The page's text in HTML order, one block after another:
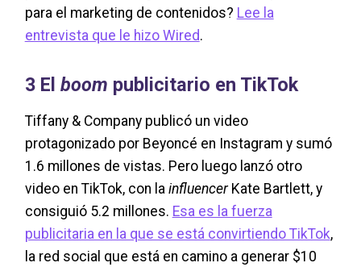
para el marketing de contenidos? Lee la
entrevista que le hizo Wired.
3 El boom publicitario en TikTok
Tiffany & Company publicó un video
protagonizado por Beyoncé en Instagram y sumó
1.6 millones de vistas. Pero luego lanzó otro
video en TikTok, con la influencer Kate Bartlett, y
consiguió 5.2 millones. Esa es la fuerza
publicitaria en la que se está convirtiendo TikTok,
la red social que está en camino a generar $10